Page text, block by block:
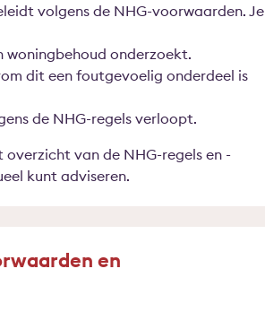
volgens de NHG-voorwaarden. Je
onderzoekt.
dit een foutgevoelig onderdeel is
de NHG-regels verloopt.
van de NHG-regels en -
kunt adviseren.
en